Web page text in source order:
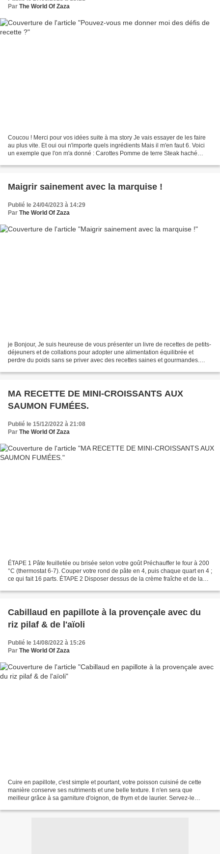
Par The World Of Zaza
Coucou ! Merci pour vos idées suite à ma story Je vais essayer de les faire
au plus vite. Et oui oui n'importe quels ingrédients Mais il m'en faut 6. Voici
un exemple que l'on m'a donné : Carottes Pomme de terre Steak haché
Maigrir sainement avec la marquise !
Publié le 24/04/2023 à 14:29
Par The World Of Zaza
je Bonjour, Je suis heureuse de vous présenter un livre de recettes de petits-
déjeuners et de collations pour adopter une alimentation équilibrée et
perdre du poids sans se priver avec des recettes saines et gourmandes.
MA RECETTE DE MINI-CROISSANTS AUX
SAUMON FUMÉES.
Publié le 15/12/2022 à 21:08
Par The World Of Zaza
ÉTAPE 1 Pâte feuilletée ou brisée selon votre goût Préchauffer le four à 200
°C (thermostat 6-7). Couper votre rond de pâte en 4, puis chaque quart en 4 ;
ce qui fait 16 parts. ÉTAPE 2 Disposer dessus de la crème fraîche et de la
Cabillaud en papillote à la provençale avec du
riz pilaf & de l'aïoli
Publié le 14/08/2022 à 15:26
Par The World Of Zaza
Cuire en papillote, c'est simple et pourtant, votre poisson cuisiné de cette
manière conserve ses nutriments et une belle texture. Il n'en sera que
meilleur grâce à sa garniture d'oignon, de thym et de laurier. Servez-le